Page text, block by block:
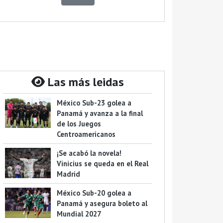
Las más leidas
México Sub-23 golea a
Panamá y avanza a la final
de los Juegos
Centroamericanos
¡Se acabó la novela!
Vinicius se queda en el Real
Madrid
México Sub-20 golea a
Panamá y asegura boleto al
Mundial 2027